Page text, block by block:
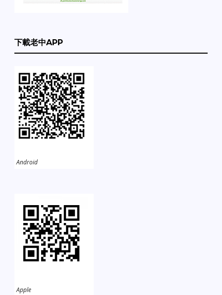
下載老中APP
Android
Apple